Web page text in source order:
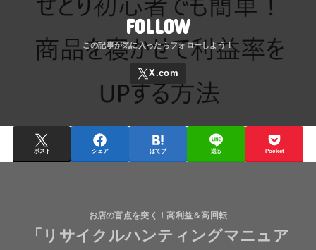
FOLLOW
ポスト シェア はてブ 送る Pocket
お店の盲点を突く！高利益＆高回転
「リサイクルハンティングマニュア